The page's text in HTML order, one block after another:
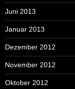
Juni 2013
Januar 2013
Dezember 2012
November 2012
Oktober 2012